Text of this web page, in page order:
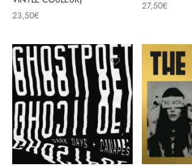
23,50€
27,50€